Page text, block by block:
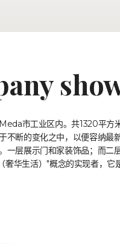
市工业区内。共1320平方
不断的变化之中，以便容纳最
一层展示门和家装饰品；而
华生活）"概念的实现者，它